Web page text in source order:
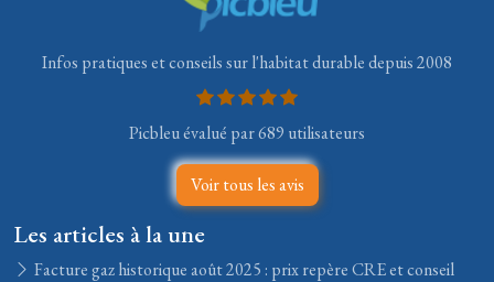
Infos pratiques et conseils sur l'habitat durable depuis 2008
Picbleu évalué par 689 utilisateurs
Voir tous les avis
Les articles à la une
Facture gaz historique août 2025 : prix repère CRE et conseil